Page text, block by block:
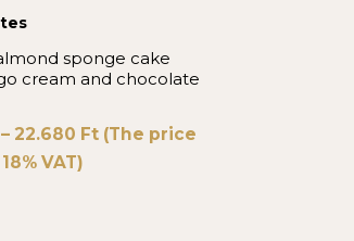
sponge cake
cream and chocolate
22.680 Ft(The price
VAT)